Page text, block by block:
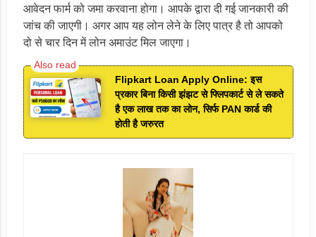
आवेदन फार्म को जमा करवाना होगा। आपके द्वारा दी गई जानकारी की
जांच की जाएगी। अगर आप यह लोन लेने के लिए पात्र है तो आपको
दो से चार दिन में लोन अमाउंट मिल जाएगा।
Flipkart Loan Apply Online: इस
प्रकार बिना किसी झंझट से फ्लिपकार्ट से ले सकते
है एक लाख तक का लोन, सिर्फ PAN कार्ड की
होती है जरुरत